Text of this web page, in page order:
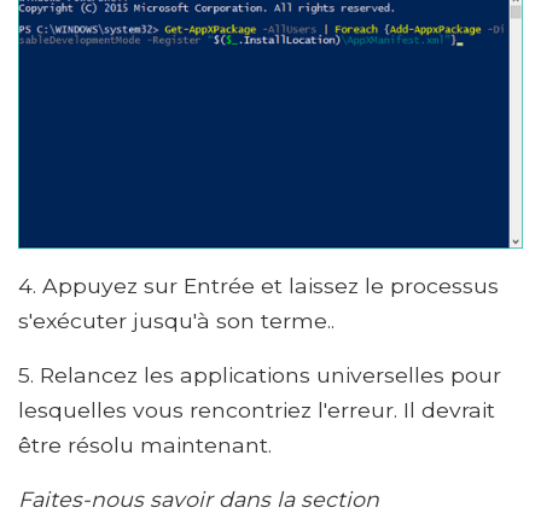
4. Appuyez sur Entrée et laissez le processus
s'exécuter jusqu'à son terme..
5. Relancez les applications universelles pour
lesquelles vous rencontriez l'erreur. Il devrait
être résolu maintenant.
Faites-nous savoir dans la section